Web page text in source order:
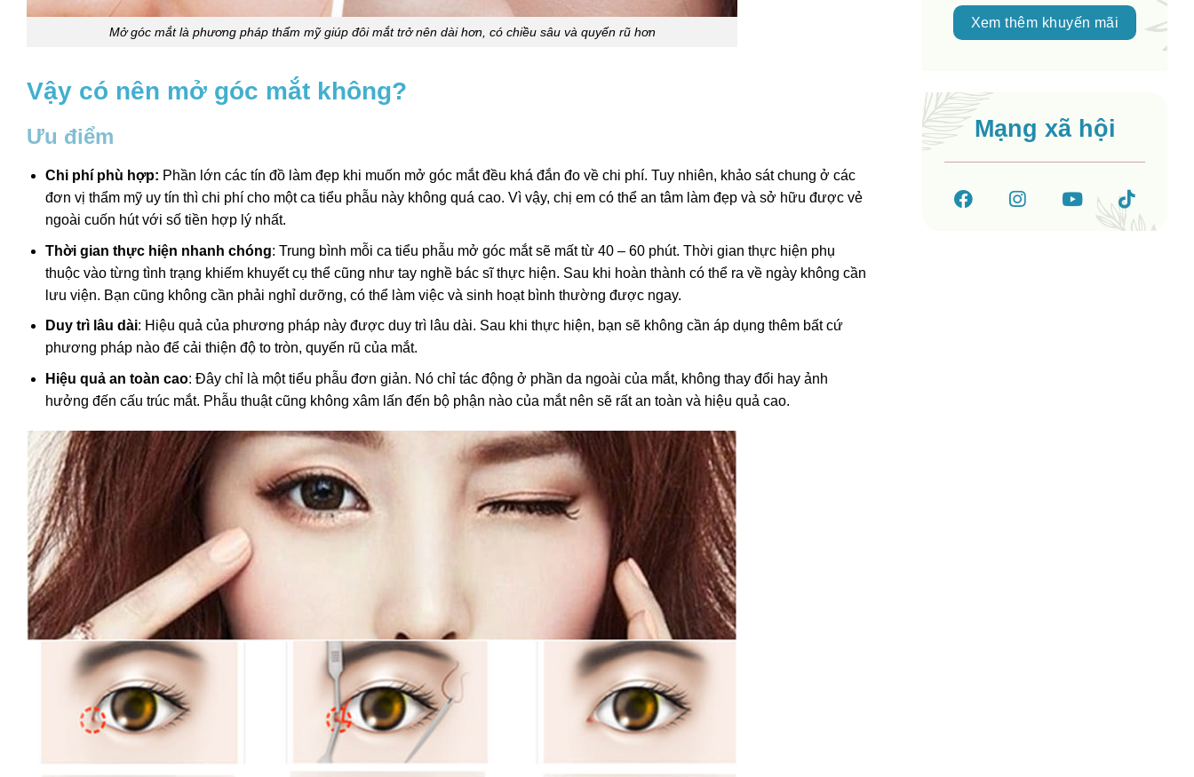
Mở góc mắt là phương pháp thẩm mỹ giúp đôi mắt trở nên dài hơn, có chiều sâu và quyến rũ hơn
Vậy có nên mở góc mắt không?
Ưu điểm
Chi phí phù hợp: Phần lớn các tín đồ làm đẹp khi muốn mở góc mắt đều khá đắn đo về chi phí. Tuy nhiên, khảo sát chung ở các
đơn vị thẩm mỹ uy tín thì chi phí cho một ca tiểu phẫu này không quá cao. Vì vậy, chị em có thể an tâm làm đẹp và sở hữu được vẻ
ngoài cuốn hút với số tiền hợp lý nhất.
Thời gian thực hiện nhanh chóng: Trung bình mỗi ca tiểu phẫu mở góc mắt sẽ mất từ 40 – 60 phút. Thời gian thực hiện phụ
thuộc vào từng tình trạng khiếm khuyết cụ thể cũng như tay nghề bác sĩ thực hiện. Sau khi hoàn thành có thể ra về ngày không cần
lưu viện. Bạn cũng không cần phải nghỉ dưỡng, có thể làm việc và sinh hoạt bình thường được ngay.
Duy trì lâu dài: Hiệu quả của phương pháp này được duy trì lâu dài. Sau khi thực hiện, bạn sẽ không cần áp dụng thêm bất cứ
phương pháp nào để cải thiện độ to tròn, quyến rũ của mắt.
Hiệu quả an toàn cao: Đây chỉ là một tiểu phẫu đơn giản. Nó chỉ tác động ở phần da ngoài của mắt, không thay đổi hay ảnh
hưởng đến cấu trúc mắt. Phẫu thuật cũng không xâm lấn đến bộ phận nào của mắt nên sẽ rất an toàn và hiệu quả cao.
Xem thêm khuyến mãi
Mạng xã hội